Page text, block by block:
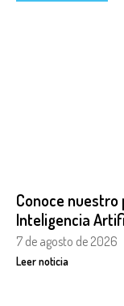
Conoce nuestro
Inteligencia
7 de agosto de 2026
Leer noticia